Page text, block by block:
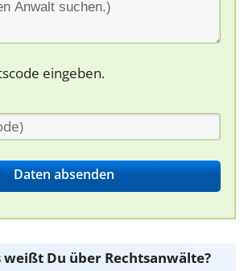
eingeben.
weißt Du über Rechtsanwälte?